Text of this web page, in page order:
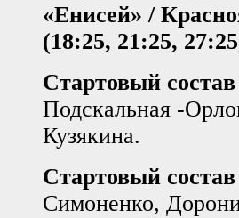
«Енисей» /
(18:25, 21:25,
Стартовый
Подскальная -
Кузякина.
Стартовый
Симоненко,